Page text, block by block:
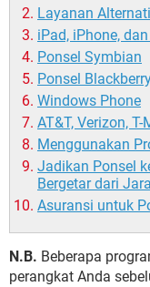
Layanan
iPad, iPhone,
Ponsel Symbian
Ponsel
Windows Phone
AT&T, Verizon,
Menggunakan
Jadikan Ponsel
Bergetar dari
Asuransi untuk
N.B. Beberapa
perangkat Anda